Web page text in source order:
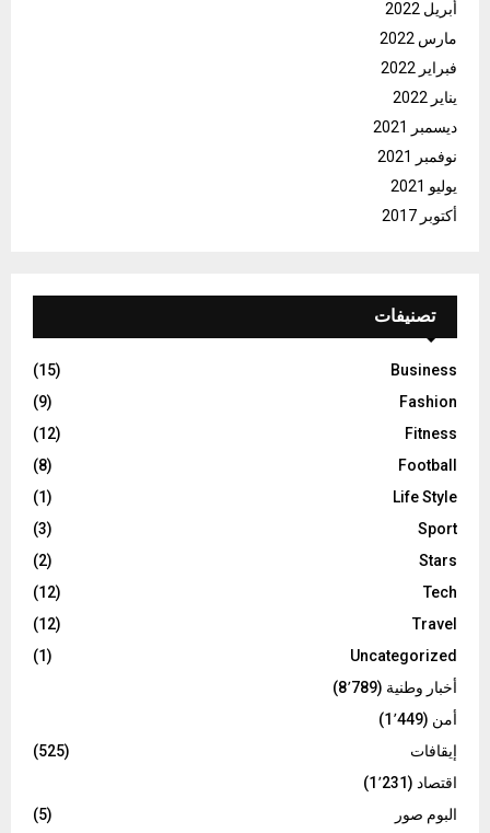
أبريل 2022
مارس 2022
فبراير 2022
يناير 2022
ديسمبر 2021
نوفمبر 2021
يوليو 2021
أكتوبر 2017
تصنيفات
Business
(15)
Fashion
(9)
Fitness
(12)
Football
(8)
Life Style
(1)
Sport
(3)
Stars
(2)
Tech
(12)
Travel
(12)
Uncategorized
(1)
أخبار وطنية (8٬789)
أمن (1٬449)
إيقافات
(525)
اقتصاد (1٬231)
البوم صور
(5)